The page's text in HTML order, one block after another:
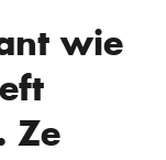
wie
Ze